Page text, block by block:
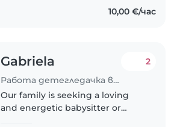
10,00 €/час
Gabriela
Работа детегледачка в Пловдив
2
Our family is seeking a loving
and energetic babysitter or